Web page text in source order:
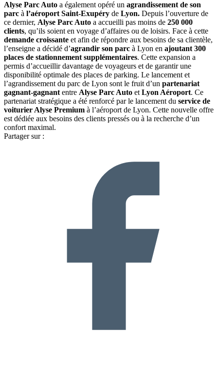
Alyse Parc Auto a également opéré un agrandissement de son
parc à l’aéroport Saint-Exupéry de Lyon. Depuis l’ouverture de
ce dernier, Alyse Parc Auto a accueilli pas moins de 250 000
clients, qu’ils soient en voyage d’affaires ou de loisirs. Face à cette
demande croissante et afin de répondre aux besoins de sa clientèle,
l’enseigne a décidé d’agrandir son parc à Lyon en ajoutant 300
places de stationnement supplémentaires. Cette expansion a
permis d’accueillir davantage de voyageurs et de garantir une
disponibilité optimale des places de parking. Le lancement et
l’agrandissement du parc de Lyon sont le fruit d’un partenariat
gagnant-gagnant entre Alyse Parc Auto et Lyon Aéroport. Ce
partenariat stratégique a été renforcé par le lancement du service de
voiturier Alyse Premium à l’aéroport de Lyon. Cette nouvelle offre
est dédiée aux besoins des clients pressés ou à la recherche d’un
confort maximal.
Partager sur :